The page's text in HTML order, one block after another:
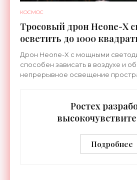
КОСМОС
Тросовый дрон Heone-X
осветить до 1000
земли - «Беспилотники»
Дрон Heone-X с мощными
способен зависать в воздухе и
непрерывное освещение
Ростех
дальностью
-
Подробнее